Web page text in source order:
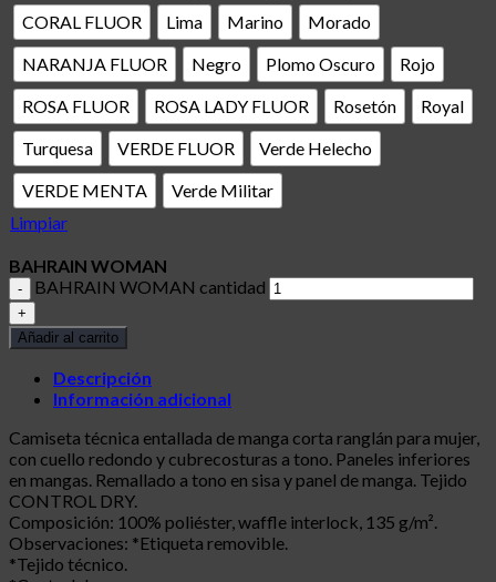
CORAL FLUOR
Lima Marino
Morado
NARANJA FLUOR
Negro Plomo Oscuro
Rojo
ROSA FLUOR
ROSA LADY FLUOR Rosetón
Royal
Turquesa
VERDE FLUOR
Verde Helecho
VERDE MENTA
Verde Militar
Limpiar
BAHRAIN WOMAN
BAHRAIN WOMAN cantidad
Añadir al carrito
Descripción
Información adicional
Camiseta técnica entallada de manga corta ranglán para mujer,
con cuello redondo y cubrecosturas a tono. Paneles inferiores
en mangas. Remallado a tono en sisa y panel de manga. Tejido
CONTROL DRY.
Composición: 100% poliéster, waffle interlock, 135 g/m².
Observaciones: *Etiqueta removible.
*Tejido técnico.